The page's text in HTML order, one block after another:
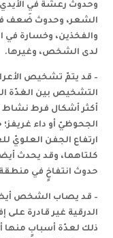
وحدوث رعشة في الأيدي
الشعر، وحدوث ضَعف
والفخذين، وخسارة في
لدى الشخص، وغيرها.
– قد يتمّ تشخيص
التشخيص بين الغدّة
أكثر أشكال فرط نشاط
الجحوظيّ أو داء غريفز؛
ارتفاع الجفن العلويّ
كلتاهما، وقد يحدث
حدوث انتفاخٍ في منطقة
– قد يصاب الشخص
الدرقية غير قادرة على
ذلك لعدّة أسبابٍ منها